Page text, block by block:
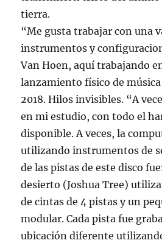
tierra.
“Me gusta trabajar con una
instrumentos y
Van Hoen, aquí trabajando
lanzamiento físico de
2018. Hilos invisibles. “A
en mi estudio, con todo el
disponible. A veces, la
utilizando instrumentos de
de las pistas de este disco
desierto (Joshua Tree)
de cintas de 4 pistas y un
modular. Cada pista fue
ubicación diferente